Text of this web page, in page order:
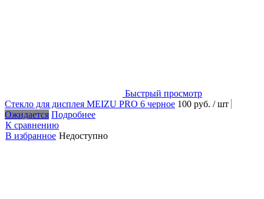
Быстрый просмотр
Стекло для дисплея MEIZU PRO 6 черное 100 руб. / шт
Ожидается Подробнее
К сравнению
В избранное Недоступно